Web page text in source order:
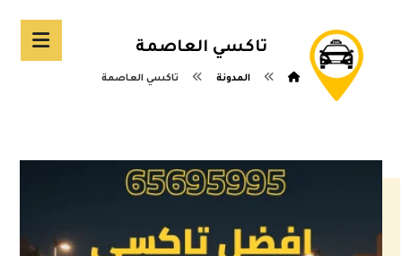
تاكسي العاصمة
المدونة تاكسي العاصمة